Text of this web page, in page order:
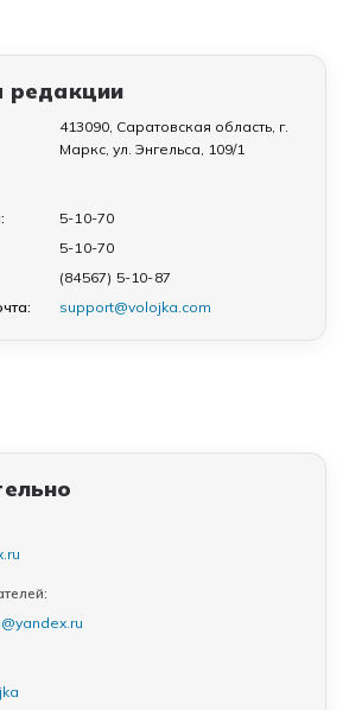
редакции
413090, Саратовская область, г.
Маркс, ул. Энгельса, 109/1
5-10-70
5-10-70
(84567) 5-10-87
support@volojka.com